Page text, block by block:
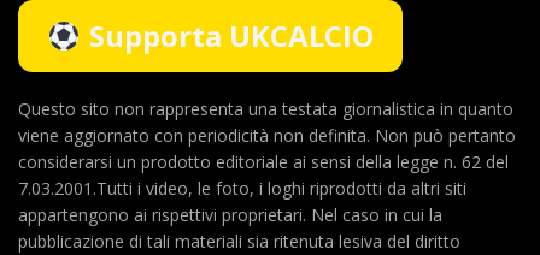
Supporta UKCALCIO
Questo sito non rappresenta una testata giornalistica in quanto
viene aggiornato con periodicità non definita. Non può pertanto
considerarsi un prodotto editoriale ai sensi della legge n. 62 del
7.03.2001.Tutti i video, le foto, i loghi riprodotti da altri siti
appartengono ai rispettivi proprietari. Nel caso in cui la
pubblicazione di tali materiali sia ritenuta lesiva del diritto